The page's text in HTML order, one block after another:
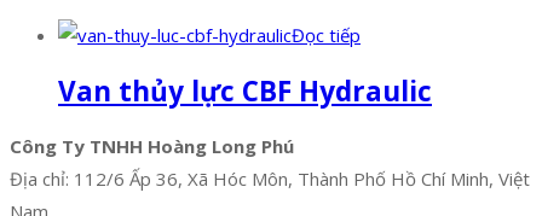
Đọc tiếp
Van thủy lực CBF Hydraulic
Công Ty TNHH Hoàng Long Phú
Địa chỉ: 112/6 Ấp 36, Xã Hóc Môn, Thành Phố Hồ Chí Minh, Việt
Nam